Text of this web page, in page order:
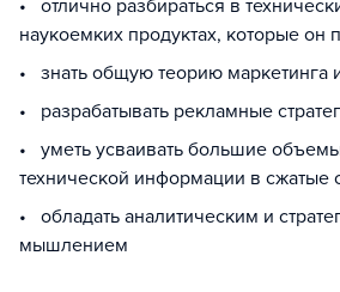
• отлично разбираться в
наукоемких продуктах, которые он
• знать общую теорию маркетинга
• разрабатывать рекламные
• уметь усваивать большие
технической информации в сжатые
• обладать аналитическим и
мышлением